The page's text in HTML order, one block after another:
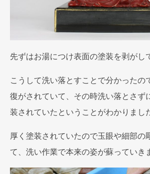
先ずはお湯につけ表面の塗装を剥がし
こうして洗い落とすことで分かったの
復がされていて、その時洗い落とさず
装されていたということがわかりまし
厚く塗装されていたので玉眼や細部の
て、洗い作業で本来の姿が蘇っていき